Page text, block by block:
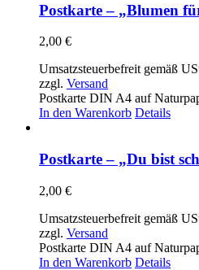
Postkarte – „Blumen
2,00 €
Umsatzsteuerbefreit gemäß
zzgl. Versand
Postkarte DIN A4 auf
In den Warenkorb Details
Postkarte – „Du bist
2,00 €
Umsatzsteuerbefreit gemäß
zzgl. Versand
Postkarte DIN A4 auf
In den Warenkorb Details